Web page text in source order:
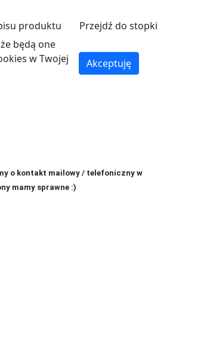
produktu
Przejdź do stopki
będą one
w Twojej
Akceptuję
o kontakt mailowy / telefoniczny w
mamy sprawne :)